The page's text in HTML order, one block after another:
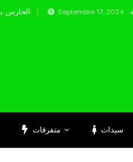
Septembre 17, 2024
متفرقات سيدات